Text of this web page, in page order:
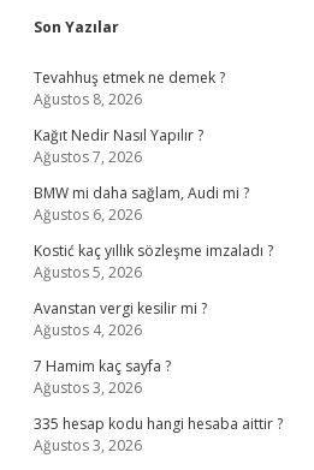
Sidebar
Son Yazılar
Tevahhuş etmek ne demek ?
Ağustos 8, 2026
Kağıt Nedir Nasıl Yapılır ?
Ağustos 7, 2026
BMW mi daha sağlam, Audi mi ?
Ağustos 6, 2026
Kostić kaç yıllık sözleşme imzaladı ?
Ağustos 5, 2026
Avanstan vergi kesilir mi ?
Ağustos 4, 2026
7 Hamim kaç sayfa ?
Ağustos 3, 2026
335 hesap kodu hangi hesaba aittir ?
Ağustos 3, 2026